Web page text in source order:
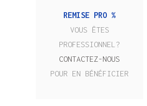
REMISE PRO %
VOUS ÊTES
PROFESSIONNEL?
CONTACTEZ-NOUS
POUR EN BÉNÉFICIER